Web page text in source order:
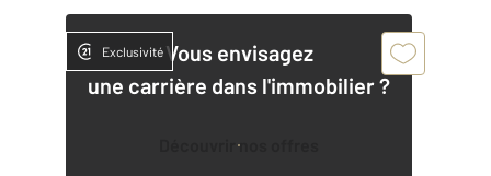
Vous envisagez
une carrière dans l'immobilier ?
Découvrir nos offres
Exclusivité